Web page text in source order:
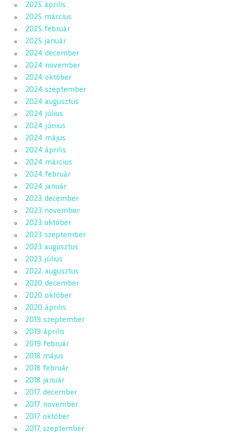
2025. április
2025. március
2025. február
2025. január
2024. december
2024. november
2024. október
2024. szeptember
2024. augusztus
2024. július
2024. június
2024. május
2024. április
2024. március
2024. február
2024. január
2023. december
2023. november
2023. október
2023. szeptember
2023. augusztus
2023. július
2022. augusztus
2020. december
2020. október
2020. április
2019. szeptember
2019. április
2019. február
2018. május
2018. február
2018. január
2017. december
2017. november
2017. október
2017. szeptember